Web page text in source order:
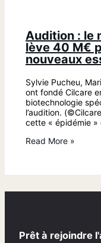
Audition : le
lève 40 M€
nouveaux
Sylvie Pucheu,
ont fondé Cilcare
biotechnologie
l’audition.
cette « épidémie
Read More »
Prêt à rejoindre